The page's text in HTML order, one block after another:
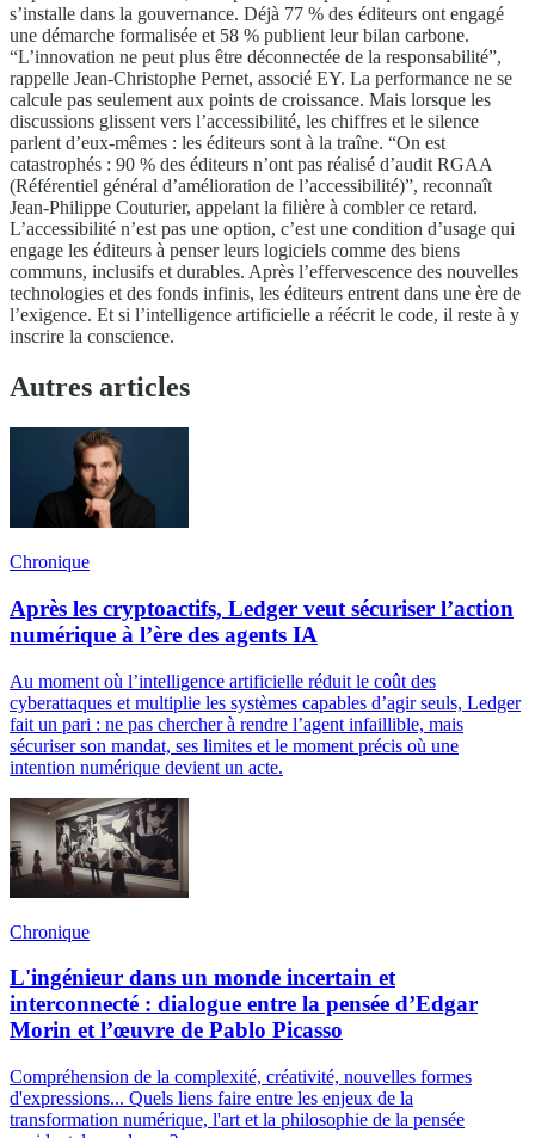
s’installe dans la gouvernance. Déjà 77 % des éditeurs ont engagé
une démarche formalisée et 58 % publient leur bilan carbone.
“L’innovation ne peut plus être déconnectée de la responsabilité”,
rappelle Jean-Christophe Pernet, associé EY. La performance ne se
calcule pas seulement aux points de croissance. Mais lorsque les
discussions glissent vers l’accessibilité, les chiffres et le silence
parlent d’eux-mêmes : les éditeurs sont à la traîne. “On est
catastrophés : 90 % des éditeurs n’ont pas réalisé d’audit RGAA
(Référentiel général d’amélioration de l’accessibilité)”, reconnaît
Jean-Philippe Couturier, appelant la filière à combler ce retard.
L’accessibilité n’est pas une option, c’est une condition d’usage qui
engage les éditeurs à penser leurs logiciels comme des biens
communs, inclusifs et durables. Après l’effervescence des nouvelles
technologies et des fonds infinis, les éditeurs entrent dans une ère de
l’exigence. Et si l’intelligence artificielle a réécrit le code, il reste à y
inscrire la conscience.
Autres articles
Chronique
Après les cryptoactifs, Ledger veut sécuriser l’action
numérique à l’ère des agents IA
Au moment où l’intelligence artificielle réduit le coût des
cyberattaques et multiplie les systèmes capables d’agir seuls, Ledger
fait un pari : ne pas chercher à rendre l’agent infaillible, mais
sécuriser son mandat, ses limites et le moment précis où une
intention numérique devient un acte.
Chronique
L'ingénieur dans un monde incertain et
interconnecté : dialogue entre la pensée d’Edgar
Morin et l’œuvre de Pablo Picasso
Compréhension de la complexité, créativité, nouvelles formes
d'expressions... Quels liens faire entre les enjeux de la
transformation numérique, l'art et la philosophie de la pensée